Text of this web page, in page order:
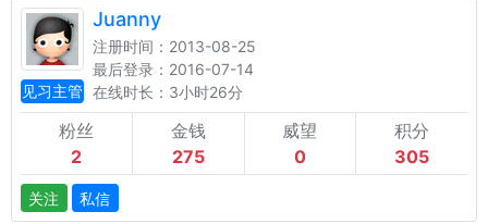
见习主管
Juanny
注册时间：2013-08-25
最后登录：2016-07-14
在线时长：3小时26分
粉丝
2
金钱
275
威望
0
积分
305
关注 私信